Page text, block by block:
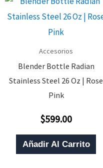
Accesorios
Blender Bottle Radian
Stainless Steel 26 Oz | Rose
Pink
Valorado
0
De
5
$599.00
Añadir Al Carrito